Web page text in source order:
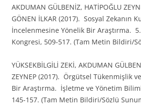
AKDUMAN GÜLBENİZ, HATİPOĞLU
GÖNEN İLKAR (2017). Sosyal Zekanın
İncelenmesine Yönelik Bir Araştırma.
Kongresi, 509-517. (Tam Metin Bildiri/
YÜKSEKBİLGİLİ ZEKİ, AKDUMAN
ZEYNEP (2017). Örgütsel Tükenmişlik
Bir Araştırma. İşletme ve Yönetim
145-157. (Tam Metin Bildiri/Sözlü